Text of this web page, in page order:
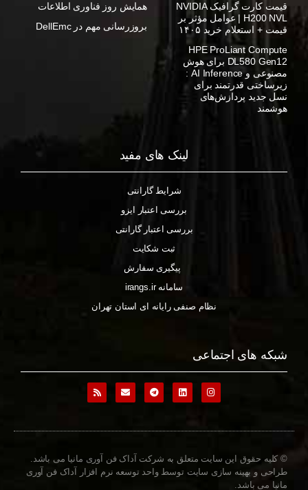
قیمت کارت گرافیک NVIDIA
H200 NVL | عوامل مؤثر بر
قیمت + استعلام خرید ۱۴۰۵
HPE ProLiant Compute
DL580 Gen12 برای هوش
مصنوعی و AI Inference :
زیرساختی قدرتمند برای
نسل جدید پردازش‌های
هوشمند
همایش روز فناوری اطلاعات
بروزرسانی مهم در DellEmc
لینک های مفید
شرایط گارانتی
بررسی اعتبار ایزو
بررسی اعتبار گارانتی
ثبت شکایت
پیگیری سفارش
سامانه irangs.ir
نظام صنفی رایانه ای استان تهران
شبکه های اجتماعی
© کلیه حقوق این سایت متعلق به شرکت آداک فن آوری مانیا می باشد.
طراحی و بهینه سازی سایت توسط واحد توسعه نرم افزار آداک فن آوری
مانیا می باشد.